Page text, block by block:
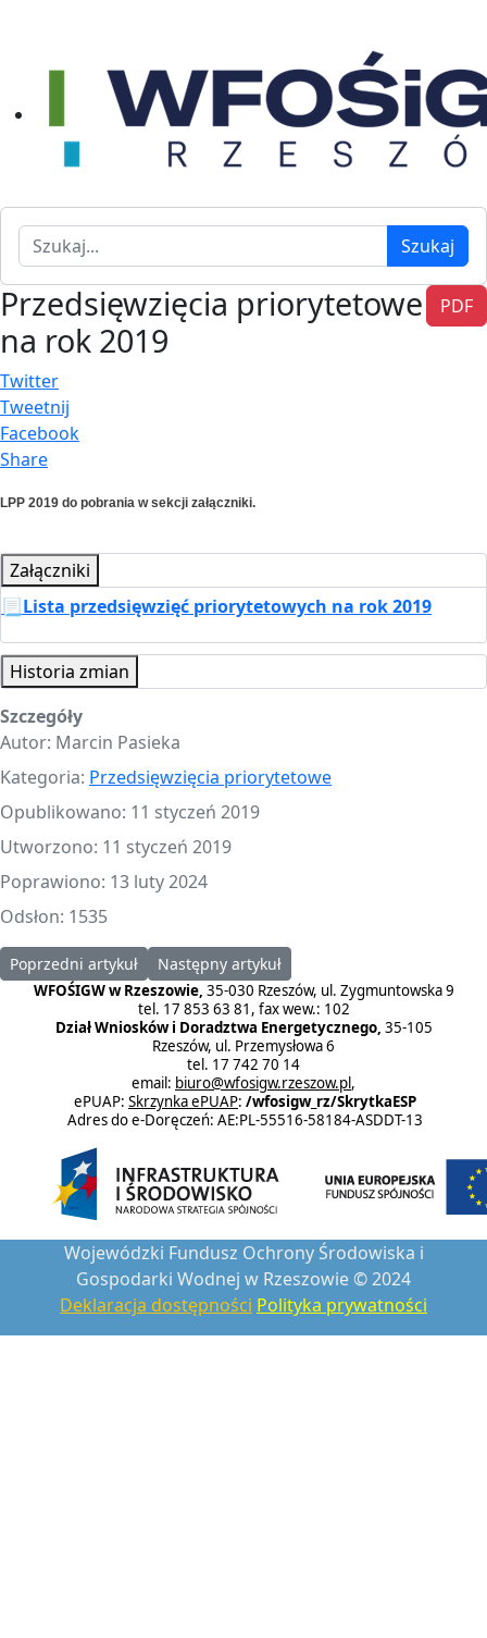
Szukaj Szukaj
PDF
Przedsięwzięcia priorytetowe
na rok 2019
Twitter
Tweetnij
Facebook
Share
LPP 2019 do pobrania w sekcji załączniki.
Załączniki
📃Lista przedsięwzięć priorytetowych na rok 2019
Historia zmian
Szczegóły
Autor: Marcin Pasieka
Kategoria: Przedsięwzięcia priorytetowe
Opublikowano: 11 styczeń 2019
Utworzono: 11 styczeń 2019
Poprawiono: 13 luty 2024
Odsłon: 1535
Poprzedni artykuł: Przedsięwzięcia priorytetowe na rok 2021
Poprzedni artykuł Następny artykuł: Przedsięwzięcia
Następny artykuł
WFOŚIGW w Rzeszowie, 35-030 Rzeszów, ul. Zygmuntowska 9
tel. 17 853 63 81, fax wew.: 102
Dział Wniosków i Doradztwa Energetycznego, 35-105
Rzeszów, ul. Przemysłowa 6
tel. 17 742 70 14
email: biuro@wfosigw.rzeszow.pl,
ePUAP: Skrzynka ePUAP: /wfosigw_rz/SkrytkaESP
Adres do e-Doręczeń: AE:PL-55516-58184-ASDDT-13
Wojewódzki Fundusz Ochrony Środowiska i
Gospodarki Wodnej w Rzeszowie © 2024
Deklaracja dostępności Polityka prywatności